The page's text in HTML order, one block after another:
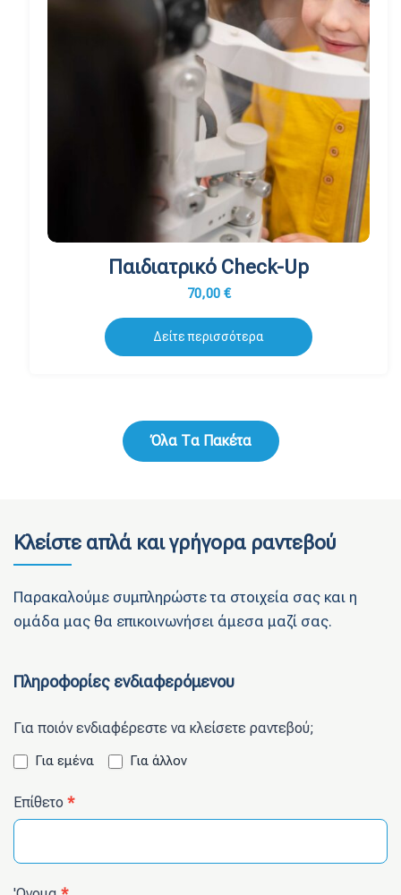
Παιδιατρικό Check-Up
70,00 €
Δείτε περισσότερα
Όλα Τα Πακέτα
Κλείστε απλά και γρήγορα ραντεβού
Παρακαλούμε συμπληρώστε τα στοιχεία σας και η
ομάδα μας θα επικοινωνήσει άμεσα μαζί σας.
Contact
Πληροφορίες ενδιαφερόμενου
Για ποιόν ενδιαφέρεστε να κλείσετε ραντεβού;
Για εμένα Για άλλον
Επίθετο *